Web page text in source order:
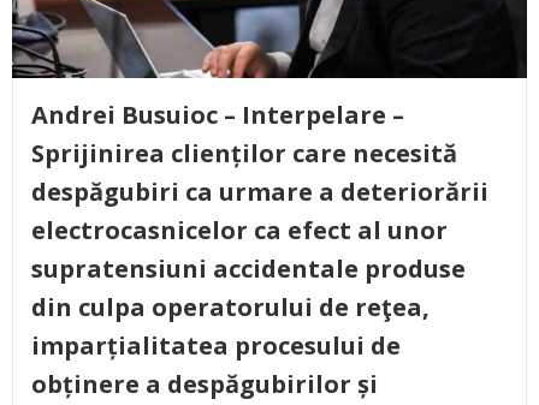
Andrei Busuioc – Interpelare –
Sprijinirea clienților care necesită
despăgubiri ca urmare a deteriorării
electrocasnicelor ca efect al unor
supratensiuni accidentale produse
din culpa operatorului de reţea,
imparțialitatea procesului de
obținere a despăgubirilor și